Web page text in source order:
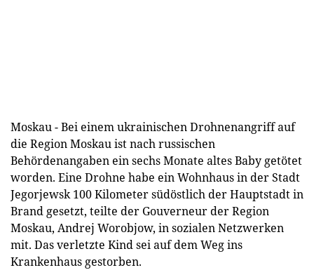
Moskau - Bei einem ukrainischen Drohnenangriff auf
die Region Moskau ist nach russischen
Behördenangaben ein sechs Monate altes Baby getötet
worden. Eine Drohne habe ein Wohnhaus in der Stadt
Jegorjewsk 100 Kilometer südöstlich der Hauptstadt in
Brand gesetzt, teilte der Gouverneur der Region
Moskau, Andrej Worobjow, in sozialen Netzwerken
mit. Das verletzte Kind sei auf dem Weg ins
Krankenhaus gestorben.